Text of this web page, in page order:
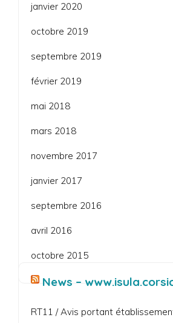
janvier 2020
octobre 2019
septembre 2019
février 2019
mai 2018
mars 2018
novembre 2017
janvier 2017
septembre 2016
avril 2016
octobre 2015
News –
RT11 / Avis portant